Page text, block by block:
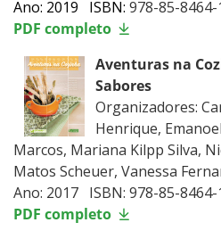
Ano: 2019 ISBN: 978-85-8464-
PDF completo
Aventuras na
Sabores
Organizadores:
Henrique,
Marcos, Mariana Kilpp Silva,
Matos Scheuer, Vanessa
Ano: 2017 ISBN: 978-85-8464-
PDF completo